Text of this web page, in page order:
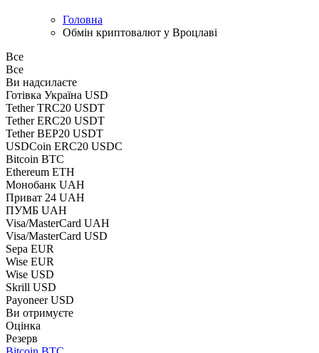
Головна
Обмін криптовалют у Вроцлаві
Все
Все
Ви надсилаєте
Готівка Україна USD
Tether TRC20 USDT
Tether ERC20 USDT
Tether BEP20 USDT
USDCoin ERC20 USDC
Bitcoin BTC
Ethereum ETH
Монобанк UAH
Приват 24 UAH
ПУМБ UAH
Visa/MasterCard UAH
Visa/MasterCard USD
Sepa EUR
Wise EUR
Wise USD
Skrill USD
Payoneer USD
Ви отримуєте
Оцінка
Резерв